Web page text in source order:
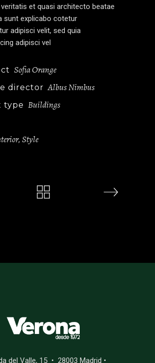
et quasi architecto beatae
sunt explicabo cotetur
adipisci velit, sed quia
adipisci vel
Sofia Orange
director Albus Nimbus
type Buildings
, Style
del Valle, 15 • 28003 Madrid •